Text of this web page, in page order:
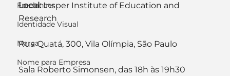
Freelancer
Identidade Visual
Marca
Nome para Empresa
Local: Insper Institute of Education and
Research
Rua Quatá, 300, Vila Olímpia, São Paulo
Sala Roberto Simonsen, das 18h às 19h30